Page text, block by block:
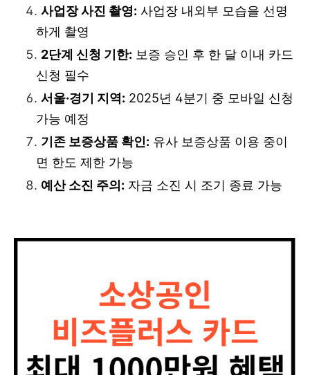
사업장 사진 촬영: 사업장 내외부 모습을 선명
하게 촬영
2단계 신청 기한: 보증 승인 후 한 달 이내 카드
신청 필수
서울·경기 지역: 2025년 4분기 중 모바일 신청
가능 예정
기존 보증상품 확인: 유사 보증상품 이용 중이
면 한도 제한 가능
예산 소진 주의: 자금 소진 시 조기 종료 가능